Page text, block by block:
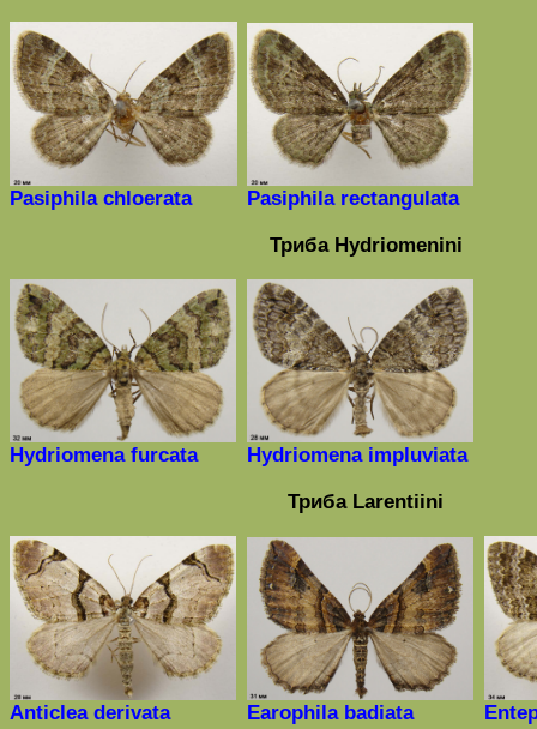
Pasiphila chloerata
Pasiphila rectangulata
ТрибаHydriomenini
Hydriomena furcata
Hydriomena impluviata
ТрибаLarentiini
Anticlea derivata Earophila badiata